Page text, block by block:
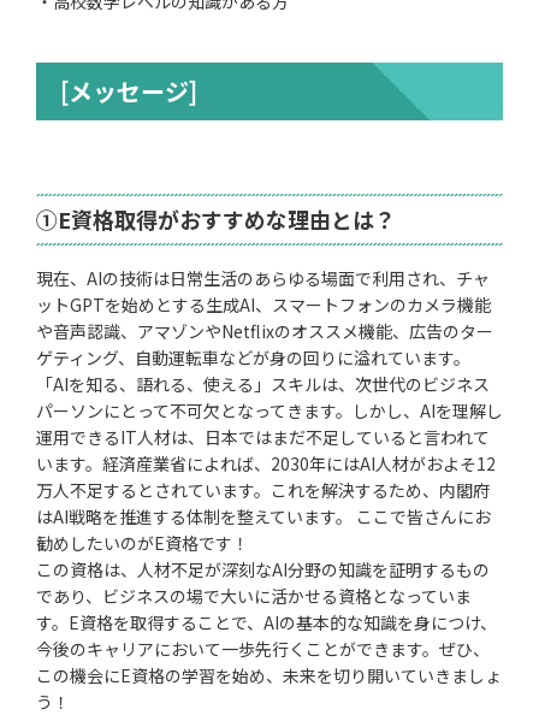
[メッセージ]
①E資格取得がおすすめな理由とは？
現在、AIの技術は日常生活のあらゆる場面で利用され、チャ
ットGPTを始めとする生成AI、スマートフォンのカメラ機能
や音声認識、アマゾンやNetflixのオススメ機能、広告のター
ゲティング、自動運転車などが身の回りに溢れています。
「AIを知る、語れる、使える」スキルは、次世代のビジネス
パーソンにとって不可欠となってきます。しかし、AIを理解し
運用できるIT人材は、日本ではまだ不足していると言われて
います。経済産業省によれば、2030年にはAI人材がおよそ12
万人不足するとされています。これを解決するため、内閣府
はAI戦略を推進する体制を整えています。 ここで皆さんにお
勧めしたいのがE資格です！
この資格は、人材不足が深刻なAI分野の知識を証明するもの
であり、ビジネスの場で大いに活かせる資格となっていま
す。E資格を取得することで、AIの基本的な知識を身につけ、
今後のキャリアにおいて一歩先行くことができます。ぜひ、
この機会にE資格の学習を始め、未来を切り開いていきましょ
う！